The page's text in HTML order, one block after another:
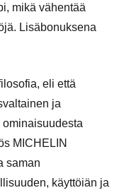
mikä vähentää
Lisäbonuksena
eli että
ja
MICHELIN
saman
käyttöiän ja